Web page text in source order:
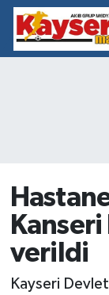
verildi
Kayseri
EĞİTİM
SİYASET
SPOR
Nöbetçi
Süper Lig
Tüm